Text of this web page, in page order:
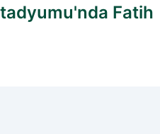
Fatih